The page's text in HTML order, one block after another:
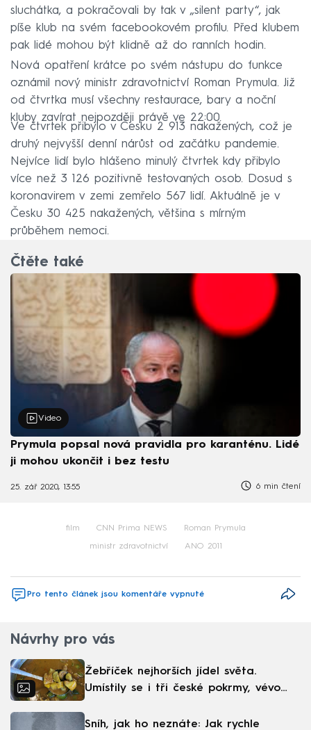
sluchátka, a pokračovali by tak v „silent party“, jak
píše klub na svém facebookovém profilu. Před klubem
pak lidé mohou být klidně až do ranních hodin.
Nová opatření krátce po svém nástupu do funkce
oznámil nový ministr zdravotnictví Roman Prymula. Již
od čtvrtka musí všechny restaurace, bary a noční
kluby zavírat nejpozději právě ve 22:00.
Ve čtvrtek přibylo v Česku 2 913 nakažených, což je
druhý nejvyšší denní nárůst od začátku pandemie.
Nejvíce lidí bylo hlášeno minulý čtvrtek kdy přibylo
více než 3 126 pozitivně testovaných osob. Dosud s
koronavirem v zemi zemřelo 567 lidí. Aktuálně je v
Česku 30 425 nakažených, většina s mírným
průběhem nemoci.
Čtěte také
Video
Prymula popsal nová pravidla pro karanténu. Lidé
ji mohou ukončit i bez testu
25. zář 2020, 13:55 6 min čtení
film CNN Prima NEWS Roman Prymula
ministr zdravotnictví ANO 2011
Pro tento článek jsou komentáře vypnuté
Návrhy pro vás
Žebříček nejhorších jídel světa.
Umístily se i tři české pokrmy, vévodí
Sníh, jak ho neznáte: Jak rychle